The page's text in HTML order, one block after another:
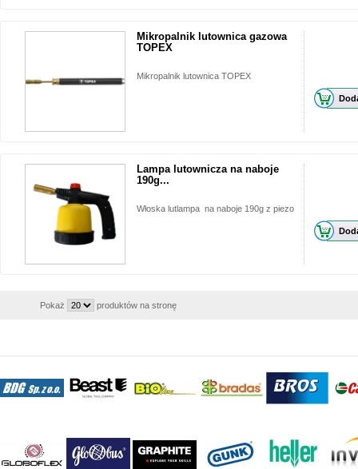
Mikropalnik lutownica gazowa
TOPEX
Mikropalnik lutownica TOPEX
Lampa lutownicza na naboje
190g...
Włoska lutlampa na naboje 190g z piezo
Pokaż produktów na stronę